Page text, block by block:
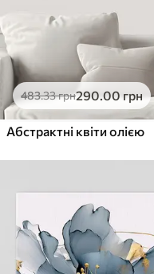
483.33грн290.00грн
Абстрактні квіти олією